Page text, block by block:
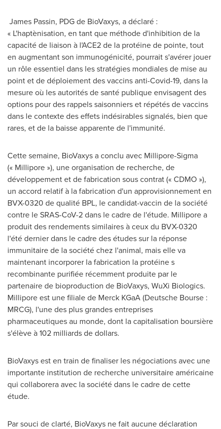
James Passin, PDG de BioVaxys, a déclaré :
« L'haptènisation, en tant que méthode d'inhibition de la
capacité de liaison à l'ACE2 de la protéine de pointe, tout
en augmentant son immunogénicité, pourrait s'avérer jouer
un rôle essentiel dans les stratégies mondiales de mise au
point et de déploiement des vaccins anti-Covid-19, dans la
mesure où les autorités de santé publique envisagent des
options pour des rappels saisonniers et répétés de vaccins
dans le contexte des effets indésirables signalés, bien que
rares, et de la baisse apparente de l'immunité.
Cette semaine, BioVaxys a conclu avec Millipore-Sigma
(« Millipore »), une organisation de recherche, de
développement et de fabrication sous contrat (« CDMO »),
un accord relatif à la fabrication d'un approvisionnement en
BVX-0320 de qualité BPL, le candidat-vaccin de la société
contre le SRAS-CoV-2 dans le cadre de l'étude. Millipore a
produit des rendements similaires à ceux du BVX-0320
l'été dernier dans le cadre des études sur la réponse
immunitaire de la société chez l'animal, mais elle va
maintenant incorporer la fabrication la protéine s
recombinante purifiée récemment produite par le
partenaire de bioproduction de BioVaxys, WuXi Biologics.
Millipore est une filiale de Merck KGaA (Deutsche Bourse :
MRCG), l'une des plus grandes entreprises
pharmaceutiques au monde, dont la capitalisation boursière
s'élève à 102 milliards de dollars.
BioVaxys est en train de finaliser les négociations avec une
importante institution de recherche universitaire américaine
qui collaborera avec la société dans le cadre de cette
étude.
Par souci de clarté, BioVaxys ne fait aucune déclaration